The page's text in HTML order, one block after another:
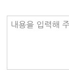
내용을 입력해